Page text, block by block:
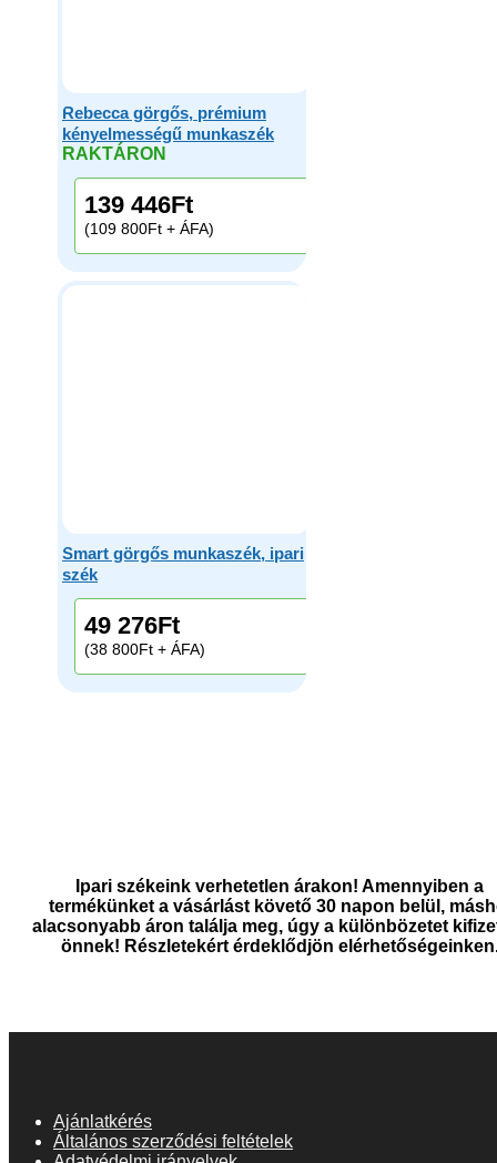
Rebecca görgős, prémium
kényelmességű munkaszék
RAKTÁRON
139 446Ft
(109 800Ft + ÁFA)
Smart görgős munkaszék, ipari
szék
49 276Ft
(38 800Ft + ÁFA)
Ipari székeink verhetetlen árakon! Amennyiben a
termékünket a vásárlást követő 30 napon belül,
alacsonyabb áron találja meg, úgy a különbözetet
önnek! Részletekért érdeklődjön
Ajánlatkérés
Általános szerződési feltételek